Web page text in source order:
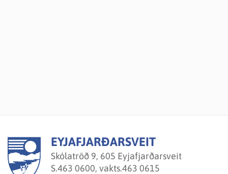
EYJAFJARÐARSVEIT
Skólatröð 9, 605 Eyjafjarðarsveit
S.463 0600, vakts.463 0615